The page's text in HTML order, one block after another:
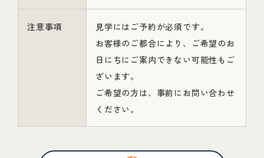
注意事項
見学にはご予約が必須です。
お客様のご都合により、ご希望のお
日にちにご案内できない可能性もご
ざいます。
ご希望の方は、事前にお問い合わせ
ください。